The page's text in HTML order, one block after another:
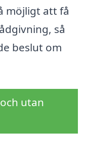
möjligt att få
så
beslut om
utan